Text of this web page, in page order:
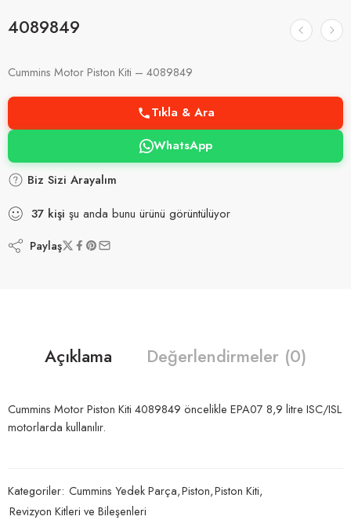
4089849
Cummins Motor Piston Kiti – 4089849
Tıkla & Ara
WhatsApp
Biz Sizi Arayalım
37 kişi şu anda bunu ürünü görüntülüyor
Paylaş
Açıklama Değerlendirmeler (0)
Cummins Motor Piston Kiti 4089849 öncelikle EPA07 8,9 litre ISC/ISL
motorlarda kullanılır.
Kategoriler: Cummins Yedek Parça,Piston,Piston Kiti,
Revizyon Kitleri ve Bileşenleri